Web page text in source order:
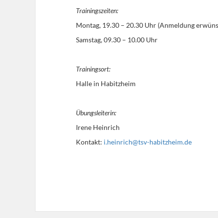
Trainingszeiten:
Montag, 19.30 – 20.30 Uhr (Anmeldung
Samstag, 09.30 – 10.00 Uhr
Trainingsort:
Halle in Habitzheim
Übungsleiterin:
Irene Heinrich
Kontakt: i.heinrich@tsv-habitzheim.de